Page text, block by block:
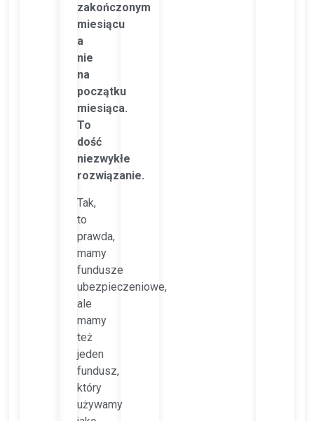
zakończonym
miesiącu
a
nie
na
początku
miesiąca.
To
dość
niezwykłe
rozwiązanie.
Tak,
to
prawda,
mamy
fundusze
ubezpieczeniowe,
ale
mamy
też
jeden
fundusz,
który
używamy